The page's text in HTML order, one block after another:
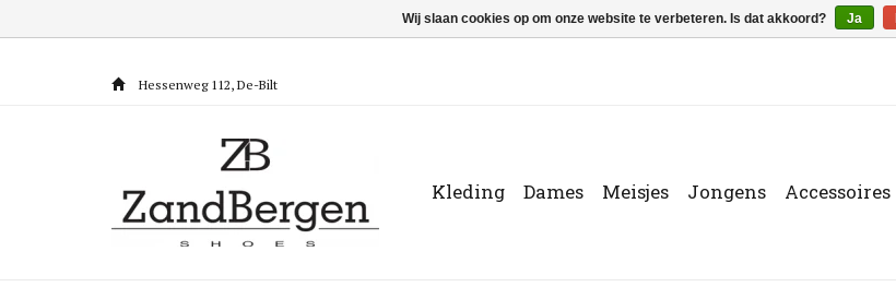
Hessenweg 112, De-Bilt
Kleding Dames Meisjes Jongens Accessoires
Wij slaan cookies op om onze website te verbeteren. Is dat akkoord? Ja